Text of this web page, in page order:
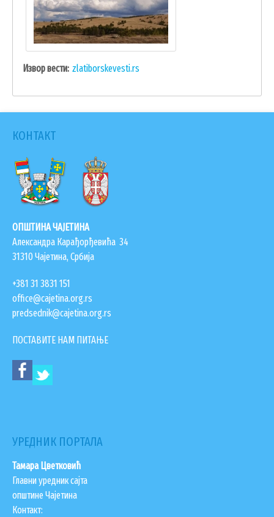
ЈАВНА ПРЕДУЗЕЋА
КОМУНАЛНА МИЛИЦИЈА ОПШТИНЕ
ЧАЈЕТИНА
ИНТЕРНА РЕВИЗИЈА
УСЛУГЕ
ПОРТАЛ Е-УПРАВА
ВОДИЧ КРОЗ ЛОКАЛНУ УПРАВУ
ПИСАРНИЦА
ВИРТУЕЛНИ МАТИЧАР
КОНКУРСИ, ПОЗИВИ, ОБАВЕШТЕЊА
ПОДНОШЕЊЕ ЗАХТЕВА УРБАНИЗАМ
ГИС ЧАЈЕТИНА
Извор вести zlatiborskevesti.rs
КОНТАКТ
ОПШТИНА ЧАЈЕТИНА
Александра Карађорђевића 34
31310 Чајетина, Србија
+381 31 3831 151
office@cajetina.org.rs
predsednik@cajetina.org.rs
ПОСТАВИТЕ НАМ ПИТАЊЕ
УРЕДНИК ПОРТАЛА
Тамара Цветковић
Главни уредник сајта
општине Чајетина
Контакт: